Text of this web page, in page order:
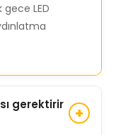
LED
gerektirir